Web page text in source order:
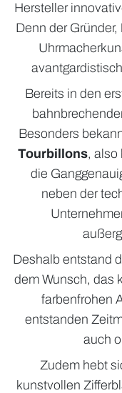
Hersteller
Denn der Gründer,
Bereits in den
Besonders
Tourbillons, also
die
neben der
Deshalb entstand
dem Wunsch, das
farbenfrohen
entstanden
auch
Zudem hebt
kunstvollen